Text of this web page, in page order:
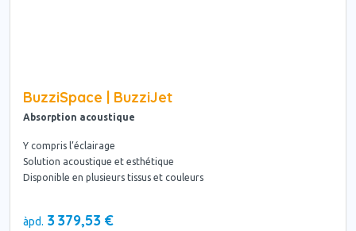
BuzziSpace | BuzziJet
Absorption acoustique
Y compris l’éclairage
Solution acoustique et esthétique
Disponible en plusieurs tissus et couleurs
àpd. 3 379,53 €